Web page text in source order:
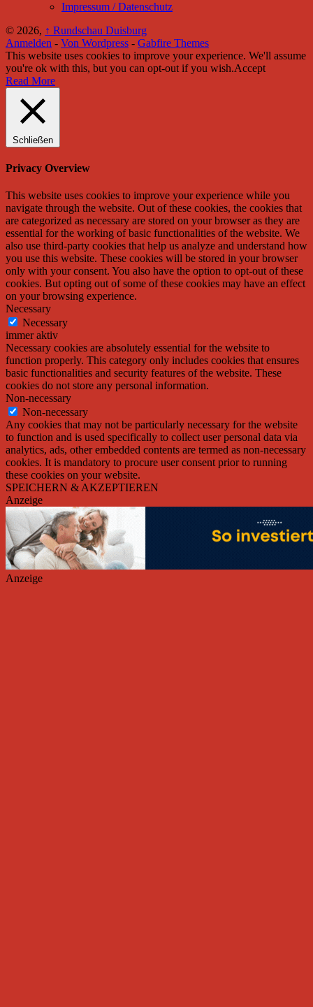
Impressum / Datenschutz
© 2026, ↑ Rundschau Duisburg
Anmelden - Von Wordpress - Gabfire Themes
This website uses cookies to improve your experience. We'll assume
you're ok with this, but you can opt-out if you wish.Accept
Read More
Schließen
Privacy Overview
This website uses cookies to improve your experience while you
navigate through the website. Out of these cookies, the cookies that
are categorized as necessary are stored on your browser as they are
essential for the working of basic functionalities of the website. We
also use third-party cookies that help us analyze and understand how
you use this website. These cookies will be stored in your browser
only with your consent. You also have the option to opt-out of these
cookies. But opting out of some of these cookies may have an effect
on your browsing experience.
Necessary
Necessary
immer aktiv
Necessary cookies are absolutely essential for the website to
function properly. This category only includes cookies that ensures
basic functionalities and security features of the website. These
cookies do not store any personal information.
Non-necessary
Non-necessary
Any cookies that may not be particularly necessary for the website
to function and is used specifically to collect user personal data via
analytics, ads, other embedded contents are termed as non-necessary
cookies. It is mandatory to procure user consent prior to running
these cookies on your website.
SPEICHERN & AKZEPTIEREN
Anzeige
Anzeige